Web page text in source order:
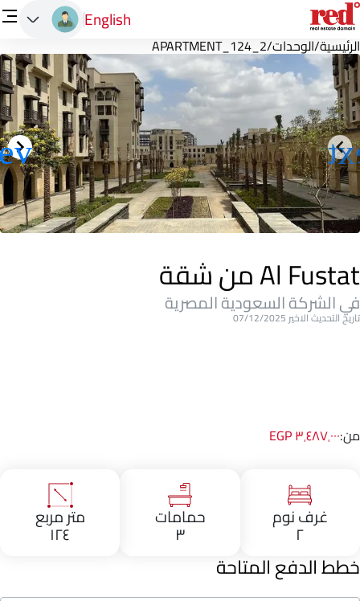
English
الرئيسية/الوحدات/
APARTMENT_124_2
Al Fustat من شقة
في الشركة السعودية المصرية
تاريخ التحديث الاخير 07/12/2025
من:٣٬٤٨٧٬٠٠٠ EGP
غرف نوم
٢
حمامات
٣
متر مربع
١٢٤
خطط الدفع المتاحة